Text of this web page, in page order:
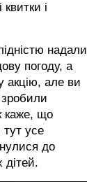
і
надали
погоду, а
акцію, але ви
каже, що
тут усе
до
дітей.